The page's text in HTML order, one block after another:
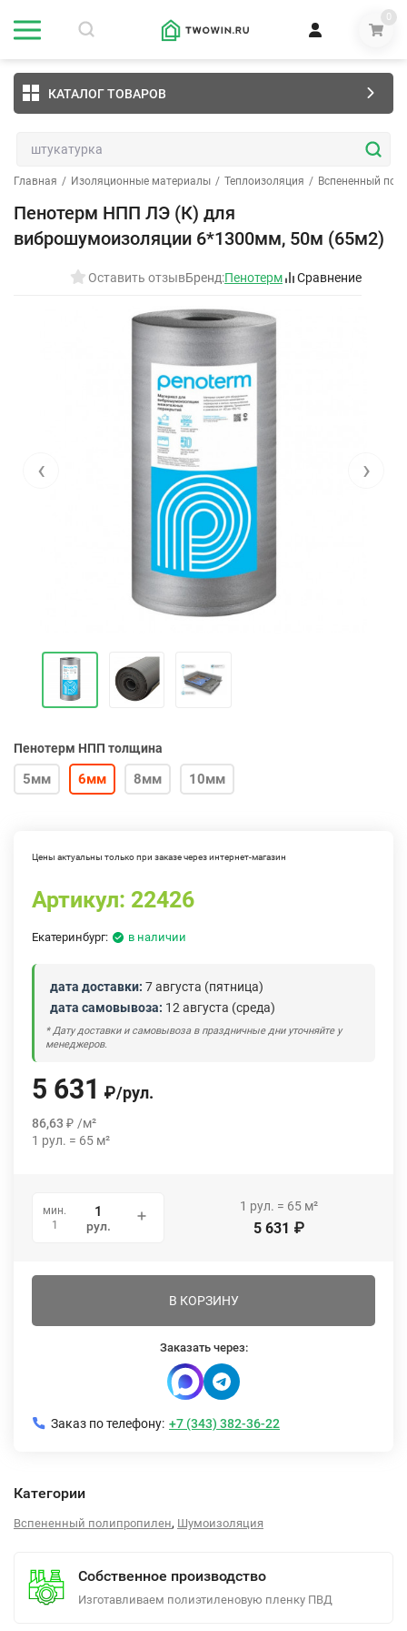
0
КАТАЛОГ ТОВАРОВ
Главная / Изоляционные материалы / Теплоизоляция / Вспененный
Пенотерм НПП ЛЭ (К) для
виброшумоизоляции 6*1300мм, 50м (65м2)
Оставить отзывБренд:Пенотерм Сравнение
‹ ›
Пенотерм НПП толщина
5мм 6мм 8мм 10мм
Цены актуальны только при заказе через интернет-магазин
Артикул: 22426
Екатеринбург: в наличии
дата доставки: 7 августа (пятница)
дата самовывоза: 12 августа (среда)
* Дату доставки и самовывоза в праздничные дни уточняйте у
менеджеров.
5 631 ₽/рул.
86,63 ₽ /м²
1 рул. = 65 м²
мин.
1
рул.
1 рул. = 65 м²
5 631 ₽
В КОРЗИНУ
Заказать через:
Заказ по телефону: +7 (343) 382-36-22
Категории
Вспененный полипропилен, Шумоизоляция
Собственное производство
Изготавливаем полиэтиленовую пленку ПВД